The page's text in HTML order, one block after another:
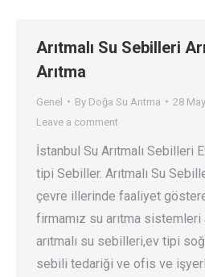
Arıtmalı Su Sebilleri
Arıtma
Genel By Doğa Su Arıtma
28
Leave a comment
İstanbul Su Arıtmalı Sebilleri
tipi Sebiller. Arıtmalı Su
çevre illerinde faaliyet
firmamız su arıtma sistemleri
arıtmalı su sebilleri,ev tipi
sebili tedariği ve ofis ve